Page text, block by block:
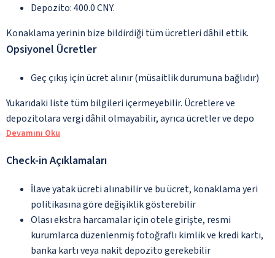
Depozito: 400.0 CNY.
Konaklama yerinin bize bildirdiği tüm ücretleri dâhil ettik.
Opsiyonel Ücretler
Geç çıkış için ücret alınır (müsaitlik durumuna bağlıdır)
Yukarıdaki liste tüm bilgileri içermeyebilir. Ücretlere ve
depozitolara vergi dâhil olmayabilir, ayrıca ücretler ve depo
Devamını Oku
Check-in Açıklamaları
İlave yatak ücreti alınabilir ve bu ücret, konaklama yeri
politikasına göre değişiklik gösterebilir
Olası ekstra harcamalar için otele girişte, resmi
kurumlarca düzenlenmiş fotoğraflı kimlik ve kredi kartı,
banka kartı veya nakit depozito gerekebilir